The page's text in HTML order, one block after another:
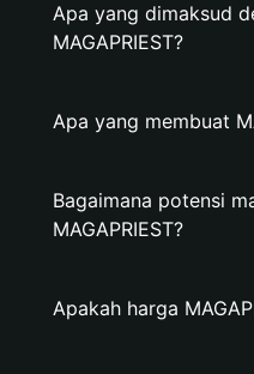
Apa yang dimaksud
MAGAPRIEST?
Apa yang membuat
Bagaimana potensi
MAGAPRIEST?
Apakah harga